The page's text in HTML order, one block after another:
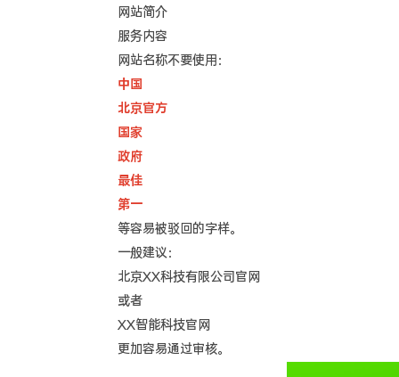
网站简介
服务内容
网站名称不要使用：
中国
北京官方
国家
政府
最佳
第一
等容易被驳回的字样。
一般建议：
北京XX科技有限公司官网
或者
XX智能科技官网
更加容易通过审核。